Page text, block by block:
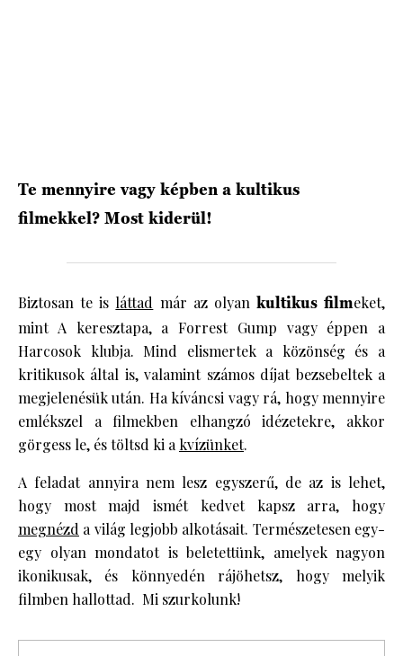
Te mennyire vagy képben a kultikus
filmekkel? Most kiderül!
Biztosan te is láttad már az olyan kultikus filmeket,
mint A keresztapa, a Forrest Gump vagy éppen a
Harcosok klubja. Mind elismertek a közönség és a
kritikusok által is, valamint számos díjat bezsebeltek a
megjelenésük után. Ha kíváncsi vagy rá, hogy mennyire
emlékszel a filmekben elhangzó idézetekre, akkor
görgess le, és töltsd ki akvízünket.
A feladat annyira nem lesz egyszerű, de az is lehet,
hogy most majd ismét kedvet kapsz arra, hogy
megnézd a világ legjobb alkotásait. Természetesen egy-
egy olyan mondatot is beletettünk, amelyek nagyon
ikonikusak, és könnyedén rájöhetsz, hogy melyik
filmben hallottad. Mi szurkolunk!